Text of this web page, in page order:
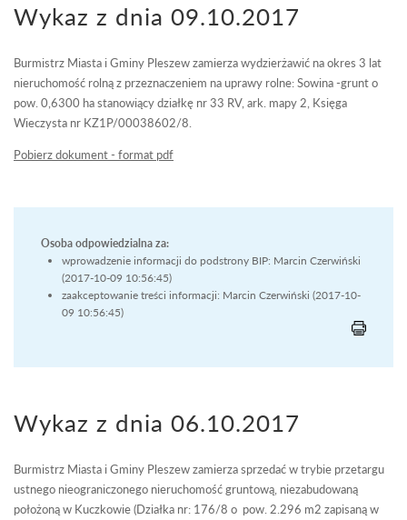
Wykaz z dnia 09.10.2017
Burmistrz Miasta i Gminy Pleszew zamierza wydzierżawić na okres 3 lat
nieruchomość rolną z przeznaczeniem na uprawy rolne: Sowina -grunt o
pow. 0,6300 ha stanowiący działkę nr 33 RV, ark. mapy 2, Księga
Wieczysta nr KZ1P/00038602/8.
Pobierz dokument - format pdf
Osoba odpowiedzialna za:
wprowadzenie informacji do podstrony BIP: Marcin Czerwiński
(2017-10-09 10:56:45)
zaakceptowanie treści informacji: Marcin Czerwiński (2017-10-
09 10:56:45)
Wykaz z dnia 06.10.2017
Burmistrz Miasta i Gminy Pleszew zamierza sprzedać w trybie przetargu
ustnego nieograniczonego nieruchomość gruntową, niezabudowaną
położoną w Kuczkowie (Działka nr: 176/8 o pow. 2.296 m2 zapisaną w